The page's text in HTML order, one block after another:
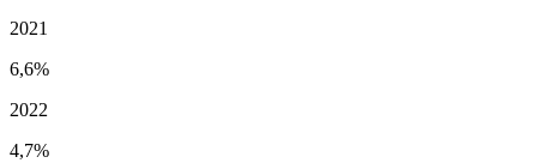
2021
6,6%
2022
4,7%